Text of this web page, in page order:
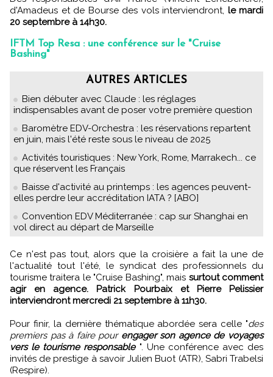
d'Amadeus et de Bourse des vols interviendront, le mardi
20 septembre à 14h30.
IFTM Top Resa : une conférence sur le "Cruise
Bashing"
AUTRES ARTICLES
Bien débuter avec Claude : les réglages
indispensables avant de poser votre première question
Baromètre EDV-Orchestra : les réservations repartent
en juin, mais l'été reste sous le niveau de 2025
Activités touristiques : New York, Rome, Marrakech... ce
que réservent les Français
Baisse d'activité au printemps : les agences peuvent-
elles perdre leur accréditation IATA ? [ABO]
Convention EDV Méditerranée : cap sur Shanghai en
vol direct au départ de Marseille
Ce n'est pas tout, alors que la croisière a fait la une de
l'actualité tout l'été, le syndicat des professionnels du
tourisme traitera le "Cruise Bashing", mais surtout comment
agir en agence. Patrick Pourbaix et Pierre Pelissier
interviendront mercredi 21 septembre à 11h30.
Pour finir, la dernière thématique abordée sera celle "des
premiers pas à faire pour engager son agence de voyages
vers le tourisme responsable". Une conférence avec des
invités de prestige à savoir Julien Buot (ATR), Sabri Trabelsi
(Respire).